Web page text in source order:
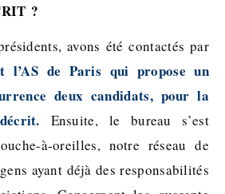
?
avons été contactés par
l’AS de Paris qui propose un
deux candidats, pour la
Ensuite, le bureau s’est
à-oreilles, notre réseau de
ayant déjà des responsabilités